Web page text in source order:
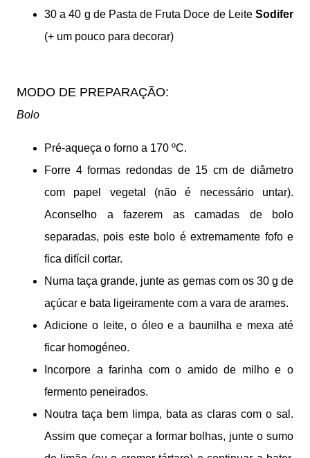
30 a 40 g de Pasta de Fruta Doce de Leite Sodifer
(+ um pouco para decorar)
MODO DE PREPARAÇÃO:
Bolo
Pré-aqueça o forno a 170 ºC.
Forre 4 formas redondas de 15 cm de diâmetro
com papel vegetal (não é necessário untar).
Aconselho a fazerem as camadas de bolo
separadas, pois este bolo é extremamente fofo e
fica difícil cortar.
Numa taça grande, junte as gemas com os 30 g de
açúcar e bata ligeiramente com a vara de arames.
Adicione o leite, o óleo e a baunilha e mexa até
ficar homogéneo.
Incorpore a farinha com o amido de milho e o
fermento peneirados.
Noutra taça bem limpa, bata as claras com o sal.
Assim que começar a formar bolhas, junte o sumo